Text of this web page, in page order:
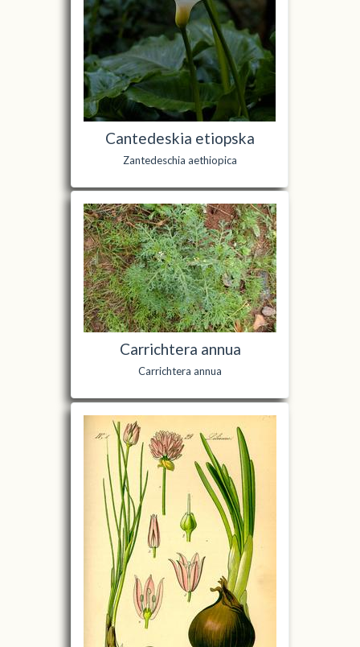
Cantedeskia etiopska
Zantedeschia aethiopica
Carrichtera annua
Carrichtera annua